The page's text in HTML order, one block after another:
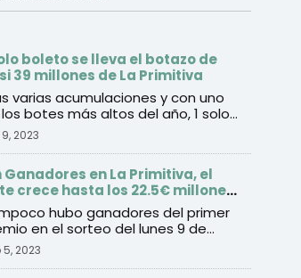
boleto se lleva el botazo de
39 millones de La Primitiva
varias acumulaciones y con uno
botes más altos del año, 1 solo
se lleva final ...
2023
Ganadores en La Primitiva, el
crece hasta los 22.5€ millones
el sorteo del jueves
hubo ganadores del primer
en el sorteo del lunes 9 de
5, 2023